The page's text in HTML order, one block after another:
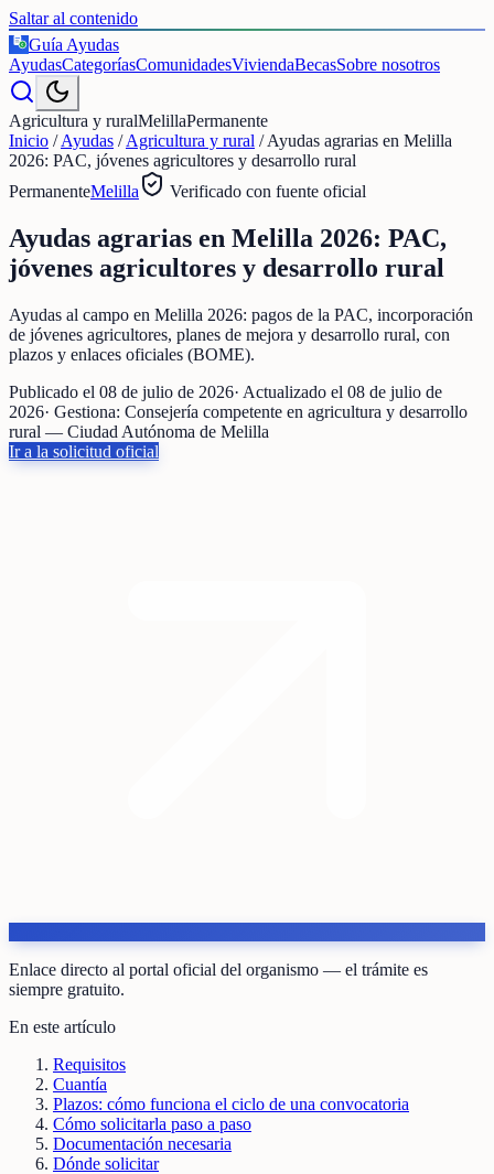
Saltar al contenido
€
Guía Ayudas
AyudasCategoríasComunidadesViviendaBecasSobre nosotros
Agricultura y ruralMelillaPermanente
Inicio /Ayudas /Agricultura y rural /Ayudas agrarias en Melilla
2026: PAC, jóvenes agricultores y desarrollo rural
PermanenteMelilla Verificado con fuente oficial
Ayudas agrarias en Melilla 2026: PAC,
jóvenes agricultores y desarrollo rural
Ayudas al campo en Melilla 2026: pagos de la PAC, incorporación
de jóvenes agricultores, planes de mejora y desarrollo rural, con
plazos y enlaces oficiales (BOME).
Publicado el 08 de julio de 2026· Actualizado el 08 de julio de
2026· Gestiona: Consejería competente en agricultura y desarrollo
rural — Ciudad Autónoma de Melilla
Ir a la solicitud oficial
Enlace directo al portal oficial del organismo — el trámite es
siempre gratuito.
En este artículo
Requisitos
Cuantía
Plazos: cómo funciona el ciclo de una convocatoria
Cómo solicitarla paso a paso
Documentación necesaria
Dónde solicitar